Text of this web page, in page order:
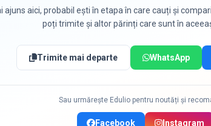
ajuns aici, probabil ești în etapa în care cauți și
poți trimite și altor părinți care sunt în
Trimite mai departe WhatsApp
Sau urmărește Edulio pentru noutăți și
Facebook Instagram